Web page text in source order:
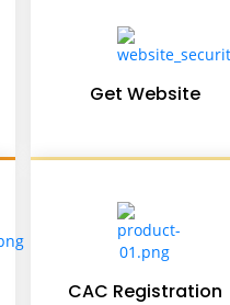
Get Website
CAC Registration